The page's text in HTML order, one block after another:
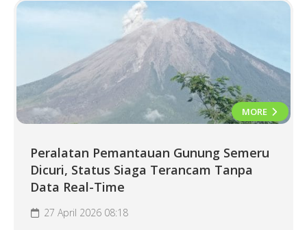
MORE
Peralatan Pemantauan Gunung Semeru
Dicuri, Status Siaga Terancam Tanpa
Data Real-Time
27 April 2026 08:18